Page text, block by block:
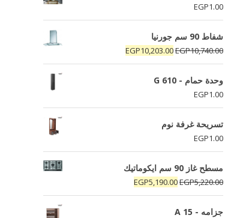
EGP1.00
شفاط 90 سم جورنيا
EGP10,740.00
السعر
الأصلي
هو:
EGP10,203.00
السعر
الحالي
وحدة حمام - G 610
EGP1.00
تسريحة غرفة نوم
EGP1.00
مسطح غاز 90 سم ايكوماتيك
EGP5,220.00
السعر
الأصلي
هو:
EGP5,190.00
السعر
الحالي
جزامه - A 15